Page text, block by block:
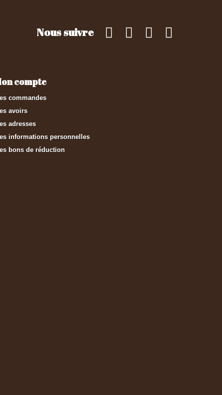
Nous suivre
compte
commandes
avoirs
adresses
informations personnelles
bons de réduction